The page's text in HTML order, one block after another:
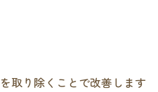
取り除くことで改善します